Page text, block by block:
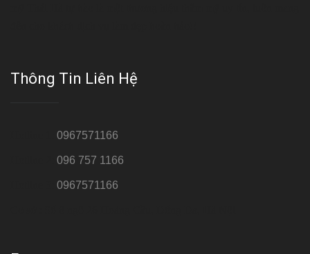
Thông Tin Liên Hệ
0967571166
096 757 1166
0967571166